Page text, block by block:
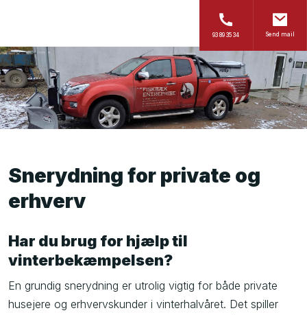
93 89 35 34 Send mail
Snerydning for private og
erhverv
Har du brug for hjælp til
vinterbekæmpelsen?
En grundig snerydning er utrolig vigtig for både private
husejere og erhvervskunder i vinterhalvåret. Det spiller